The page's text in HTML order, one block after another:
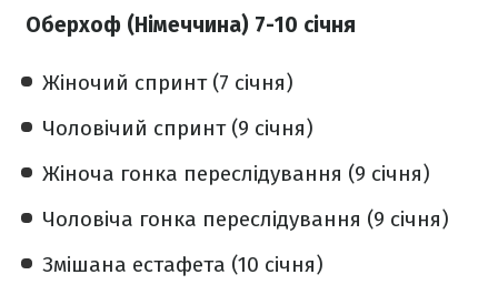
Оберхоф (Німеччина) 7-10 січня
Жіночий спринт (7 січня)
Чоловічий спринт (9 січня)
Жіноча гонка переслідування (9 січня)
Чоловіча гонка переслідування (9 січня)
Змішана естафета (10 січня)